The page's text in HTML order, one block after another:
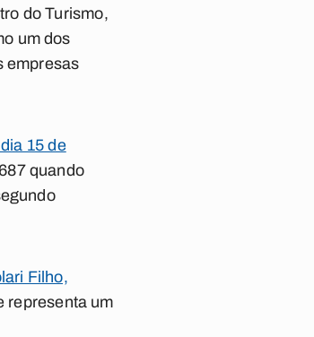
do Turismo,
um dos
empresas
15 de
quando
Filho,
representa um